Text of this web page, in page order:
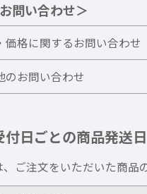
問い合わせ＞
価格に関するお問い合わせ
のお問い合わせ
日ごとの商品発送日
ご注文をいただいた商品